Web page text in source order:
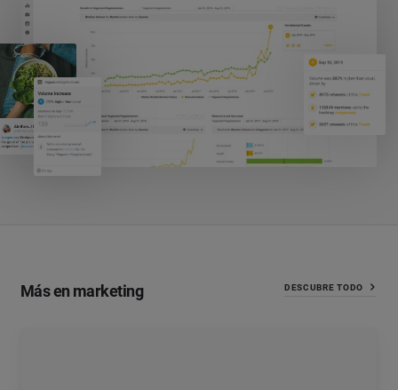
Más en marketing DESCUBRE TODO